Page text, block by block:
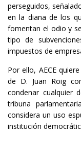
perseguidos,
en la diana de los
fomentan el odio y
tipo de
impuestos de
Por ello, AECE
de D. Juan Roig
condenar cualquier
tribuna
considera un uso
institución